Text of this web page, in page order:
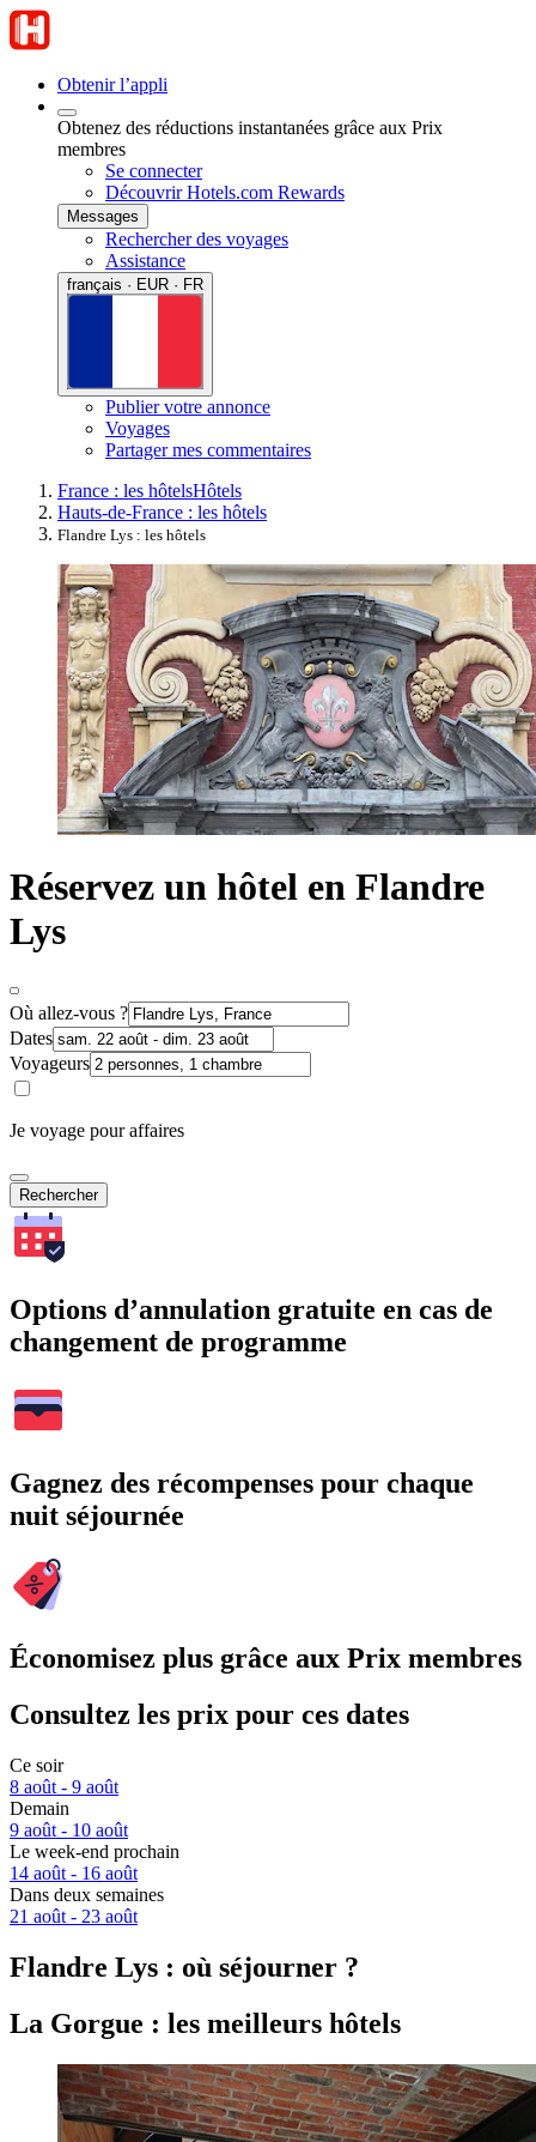
Obtenir l’appli
Obtenez des réductions instantanées grâce aux Prix
membres
Se connecter
Découvrir Hotels.com Rewards
Messages
Rechercher des voyages
Assistance
français · EUR · FR
Publier votre annonce
Voyages
Partager mes commentaires
France : les hôtelsHôtels
Hauts-de-France : les hôtels
Flandre Lys : les hôtels
Réservez un hôtel en Flandre
Lys
Où allez-vous ?
Dates
Voyageurs
Je voyage pour affaires
Rechercher
Options d’annulation gratuite en cas de
changement de programme
Gagnez des récompenses pour chaque
nuit séjournée
Économisez plus grâce aux Prix membres
Consultez les prix pour ces dates
Ce soir
8 août - 9 août
Demain
9 août - 10 août
Le week-end prochain
14 août - 16 août
Dans deux semaines
21 août - 23 août
Flandre Lys : où séjourner ?
La Gorgue : les meilleurs hôtels